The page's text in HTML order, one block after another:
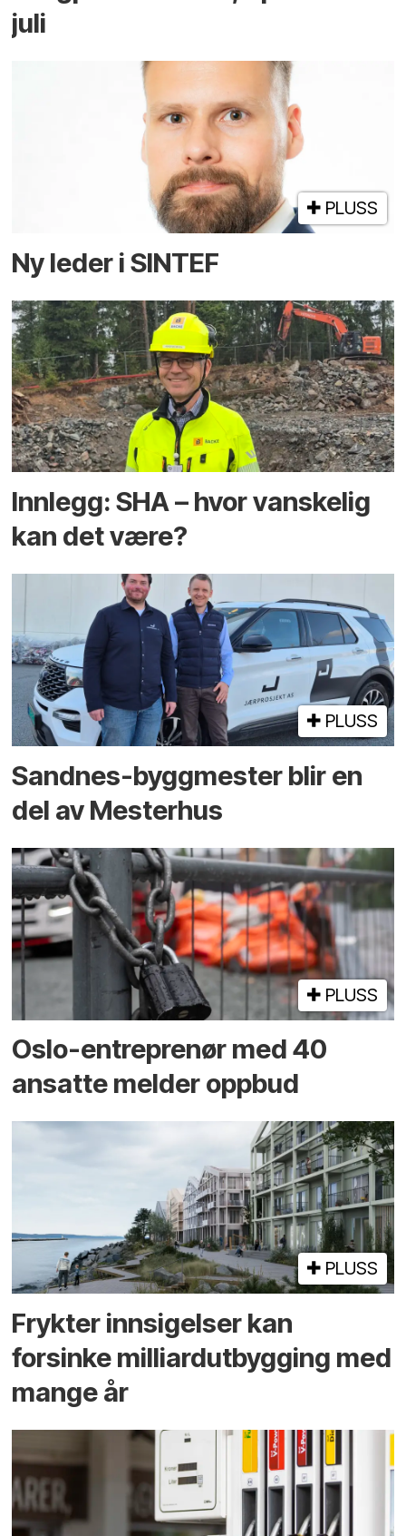
juli
PLUSS
Ny leder i SINTEF
Innlegg: SHA – hvor vanskelig
kan det være?
PLUSS
Sandnes-byggmester blir en
del av Mesterhus
PLUSS
Oslo-entreprenør med 40
ansatte melder oppbud
PLUSS
Frykter innsigelser kan
forsinke milliard­utbygging med
mange år